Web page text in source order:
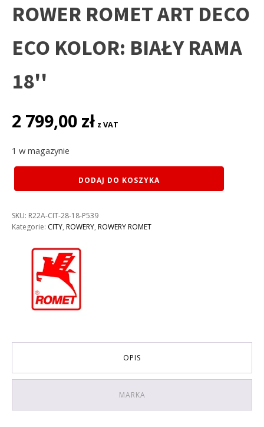
ROWER ROMET ART DECO
ECO KOLOR: BIAŁY RAMA
18''
2 799,00 zł z VAT
1 w magazynie
ROWER
DECO
ECO
DODAJ DO KOSZYKA
SKU: R22A-CIT-28-18-P539
Kategorie: CITY, ROWERY, ROWERY ROMET
OPIS
MARKA